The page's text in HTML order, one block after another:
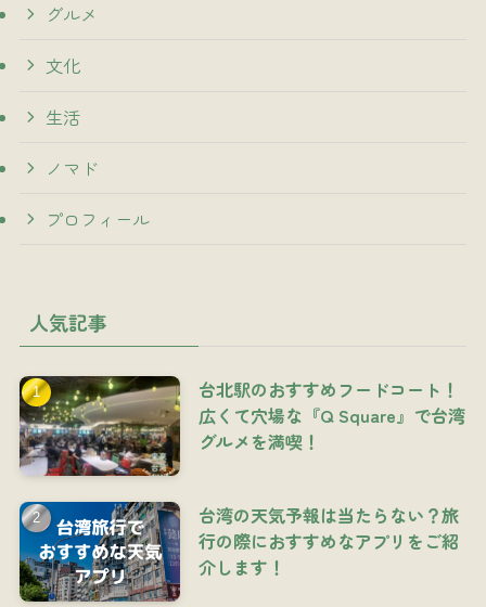
グルメ
文化
生活
ノマド
プロフィール
人気記事
台北駅のおすすめフードコート！
広くて穴場な『Q Square』で台湾
グルメを満喫！
台湾の天気予報は当たらない？旅
行の際におすすめなアプリをご紹
介します！